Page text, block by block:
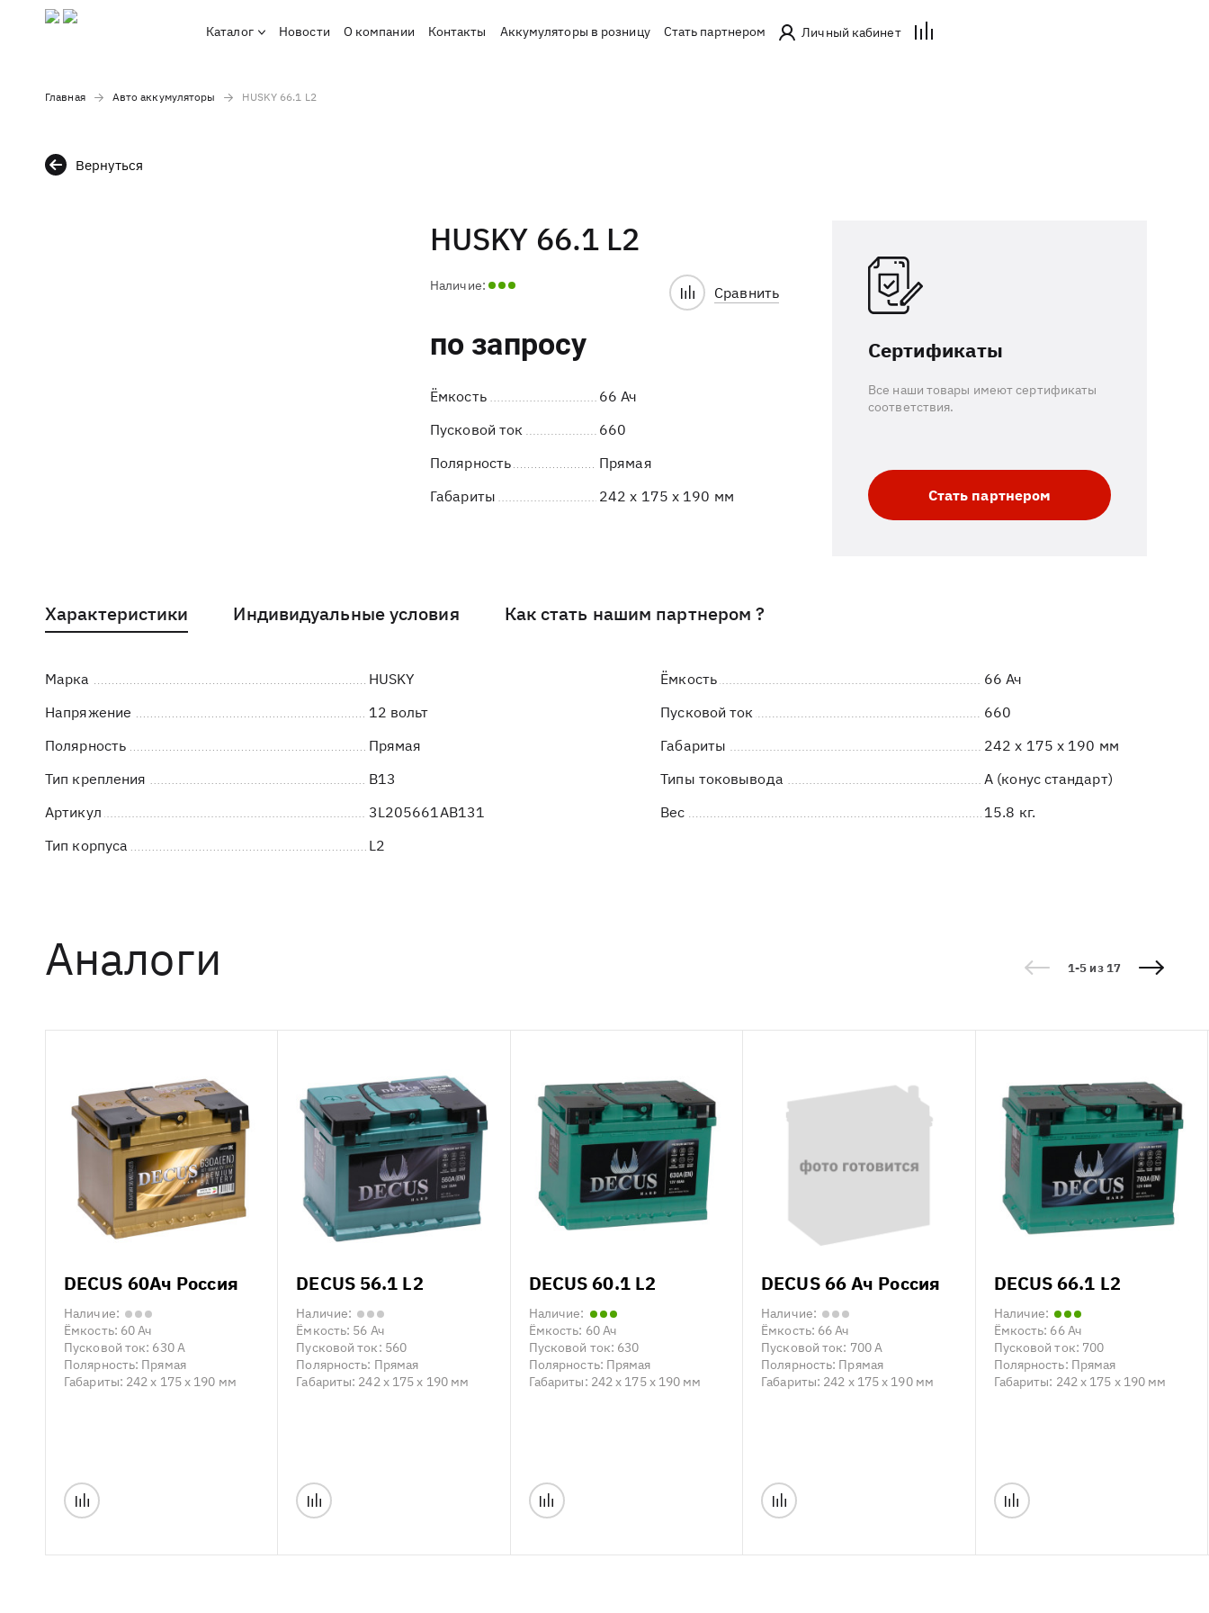
Каталог Новости О компании Контакты Аккумуляторы в розницу Стать партнером Личный кабинет
Главная Авто аккумуляторы HUSKY 66.1 L2
Вернуться
HUSKY 66.1 L2
Наличие:
по запросу
Сравнить
Ёмкость
66 Ач
Пусковой ток
660
Полярность
Прямая
Габариты
242 x 175 x 190 мм
Сертификаты
Все наши товары имеют сертификаты
соответствия.
Стать партнером
Характеристики Индивидуальные условия Как стать нашим партнером ?
Марка HUSKY Ёмкость
66 Ач
Напряжение
12 вольт Пусковой ток
660
Полярность
Прямая Габариты
242 x 175 x 190 мм
Тип крепления
B13 Типы токовывода
A (конус стандарт)
Артикул
3L205661AB131 Вес
15.8 кг.
Тип корпуса
L2
Аналоги 1-5 из 17
DECUS 60Ач Россия
Наличие:
Ёмкость: 60 Ач
Пусковой ток: 630 А
Полярность: Прямая
Габариты: 242 x 175 x 190 мм
DECUS 56.1 L2
Наличие:
Ёмкость: 56 Ач
Пусковой ток: 560
Полярность: Прямая
Габариты: 242 x 175 x 190 мм
DECUS 60.1 L2
Наличие:
Ёмкость: 60 Ач
Пусковой ток: 630
Полярность: Прямая
Габариты: 242 x 175 x 190 мм
DECUS 66 Ач Россия
Наличие:
Ёмкость: 66 Ач
Пусковой ток: 700 А
Полярность: Прямая
Габариты: 242 x 175 x 190 мм
DECUS 66.1 L2
Наличие:
Ёмкость: 66 Ач
Пусковой ток: 700
Полярность: Прямая
Габариты: 242 x 175 x 190 мм